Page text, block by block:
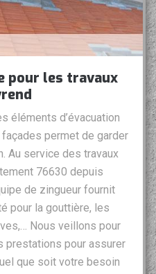
pour les travaux
éléments d’évacuation
permet de garder
Au service des travaux
76630 depuis
de zingueur fournit
pour la gouttière, les
Nous veillons pour
prestations pour assurer
que soit votre besoin